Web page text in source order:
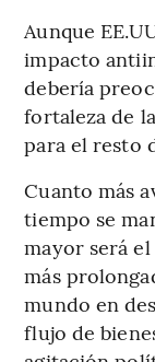
Aunque
impacto
debería
fortaleza de
para el resto
Cuanto más
tiempo se
mayor será
más
mundo en
flujo de